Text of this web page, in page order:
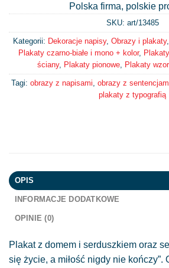
Polska firma, polskie
SKU: art/13485
Kategorii: Dekoracje napisy, Obrazy i plakaty,
Plakaty czarno-białe i mono + kolor,
ściany, Plakaty pionowe, Plakaty
Tagi: obrazy z napisami obrazy z
plakaty z typografią
OPIS
INFORMACJE DODATKOWE
OPINIE (0)
Plakat z domem i serduszkiem oraz
się życie, a miłość nigdy nie kończy”.